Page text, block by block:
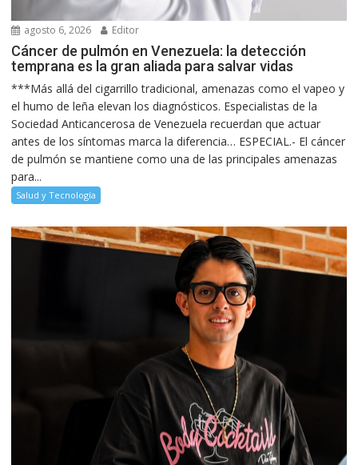
agosto 6, 2026 Editor
Cáncer de pulmón en Venezuela: la detección
temprana es la gran aliada para salvar vidas
***Más allá del cigarrillo tradicional, amenazas como el vapeo y
el humo de leña elevan los diagnósticos. Especialistas de la
Sociedad Anticancerosa de Venezuela recuerdan que actuar
antes de los síntomas marca la diferencia… ESPECIAL.- El cáncer
de pulmón se mantiene como una de las principales amenazas
para...
Salud y Tecnología